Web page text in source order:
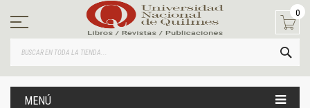
contenido
0
MENÚ